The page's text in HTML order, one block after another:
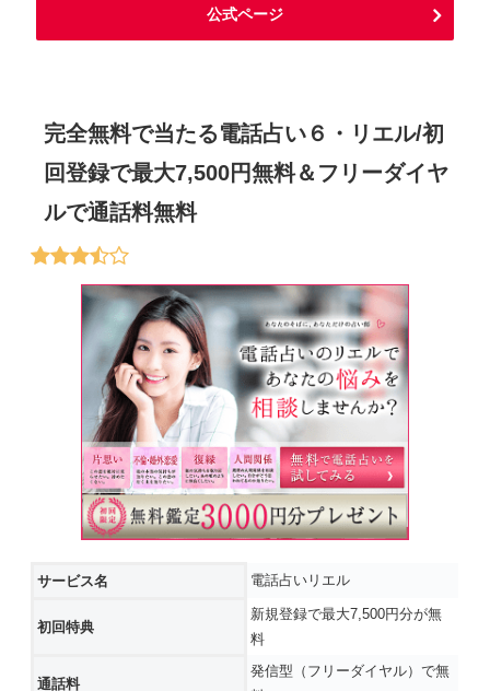
公式ページ
完全無料で当たる電話占い６・リエル/初
回登録で最大7,500円無料＆フリーダイヤ
ルで通話料無料
サービス名 電話占いリエル
初回特典
新規登録で最大7,500円分が無
料
通話料
発信型（フリーダイヤル）で無